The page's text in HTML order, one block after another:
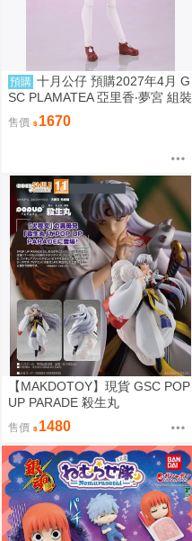
預購 十月公仔 預購2027年4月 G
SC PLAMATEA 亞里香‧夢宮 組裝
模型 0907
售價 1670
【MAKDOTOY】現貨 GSC POP
UP PARADE 殺生丸
售價 1480